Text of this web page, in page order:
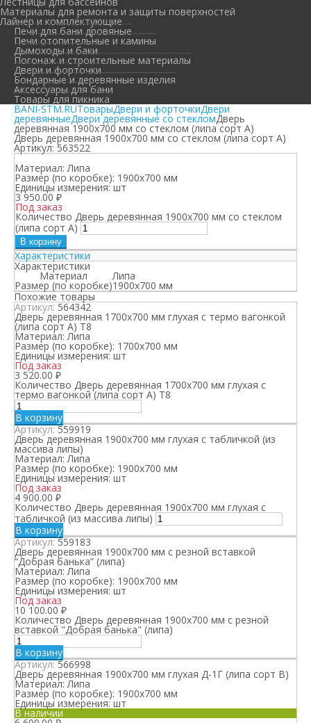
Материалы для ремонта и защиты поверхностей
Лайнер и комплектующие
Печи для бани дровяные
Печи отопительные и камины
Дымоходы и баки
Погонаж и строительные материалы
Двери и форточки
Бондарные и деревянные изделия
Аксессуары для бани
Товары для пикника
BANI-STM.RUТоварыДвери и форточкиДвери
деревянныеДвери деревянные со стекломДверь
деревянная 1900х700 мм со стеклом (липа сорт А)
Дверь деревянная 1900х700 мм со стеклом (липа сорт А)
Артикул: 563522
Материал: Липа
Размер (по коробке): 1900х700 мм
Единицы измерения:шт
3 950.00 ₽
Под заказ
Количество Дверь деревянная 1900х700 мм со стеклом
(липа сорт А)
В корзину
Характеристики
Характеристики
Материал Липа
Размер (по коробке)1900х700 мм
Похожие товары
Артикул:564342
Дверь деревянная 1700х700 мм глухая с термо вагонкой
(липа сорт А) Т8
Материал: Липа
Размер (по коробке): 1700х700 мм
Единицы измерения:шт
Под заказ
3 520.00 ₽
Количество Дверь деревянная 1700х700 мм глухая с
термо вагонкой (липа сорт А) Т8
В корзину
Артикул:559919
Дверь деревянная 1900х700 мм глухая с табличкой (из
массива липы)
Материал: Липа
Размер (по коробке): 1900х700 мм
Единицы измерения:шт
Под заказ
4 900.00 ₽
Количество Дверь деревянная 1900х700 мм глухая с
табличкой (из массива липы)
В корзину
Артикул:559183
Дверь деревянная 1900х700 мм с резной вставкой
“Добрая банька” (липа)
Материал: Липа
Размер (по коробке): 1900х700 мм
Единицы измерения:шт
Под заказ
10 100.00 ₽
Количество Дверь деревянная 1900х700 мм с резной
вставкой "Добрая банька" (липа)
В корзину
Артикул:566998
Дверь деревянная 1900х700 мм глухая Д-1Г (липа сорт В)
Материал: Липа
Размер (по коробке): 1900х700 мм
Единицы измерения:шт
В наличии